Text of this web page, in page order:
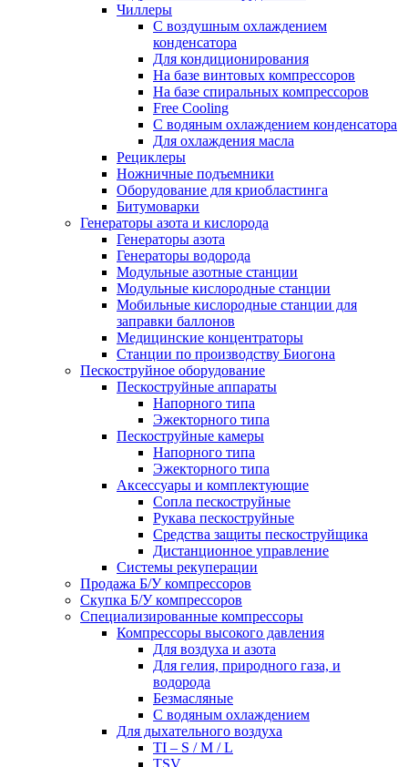
Чиллеры
С воздушным охлаждением
конденсатора
Для кондиционирования
На базе винтовых компрессоров
На базе спиральных компрессоров
Free Cooling
С водяным охлаждением конденсатора
Для охлаждения масла
Рециклеры
Ножничные подъемники
Оборудование для криобластинга
Битумоварки
Генераторы азота и кислорода
Генераторы азота
Генераторы водорода
Модульные азотные станции
Модульные кислородные станции
Мобильные кислородные станции для
заправки баллонов
Медицинские концентраторы
Станции по производству Биогона
Пескоструйное оборудование
Пескоструйные аппараты
Напорного типа
Эжекторного типа
Пескоструйные камеры
Напорного типа
Эжекторного типа
Аксессуары и комплектующие
Сопла пескоструйные
Рукава пескоструйные
Средства защиты пескоструйщика
Дистанционное управление
Системы рекуперации
Продажа Б/У компрессоров
Скупка Б/У компрессоров
Специализированные компрессоры
Компрессоры высокого давления
Для воздуха и азота
Для гелия, природного газа, и
водорода
Безмасляные
С водяным охлаждением
Для дыхательного воздуха
TI – S / M / L
TSV